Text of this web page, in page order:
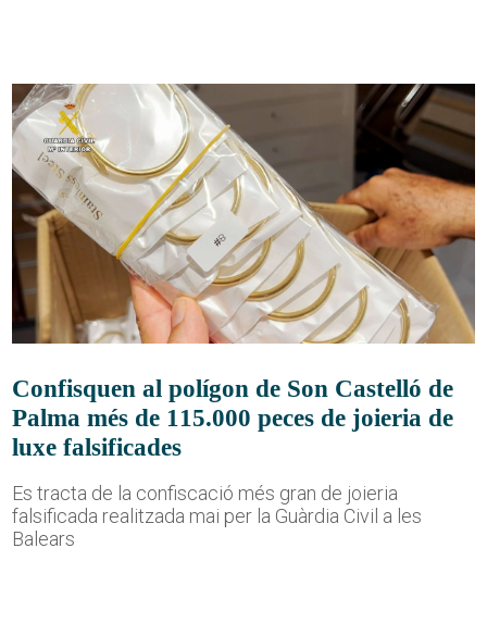
Confisquen al polígon de Son Castelló de
Palma més de 115.000 peces de joieria de
luxe falsificades
Es tracta de la confiscació més gran de joieria
falsificada realitzada mai per la Guàrdia Civil a les
Balears